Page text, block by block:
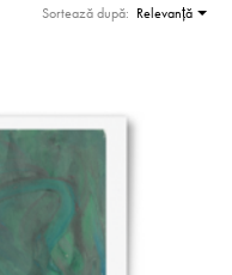
Sortează după: Relevanţă